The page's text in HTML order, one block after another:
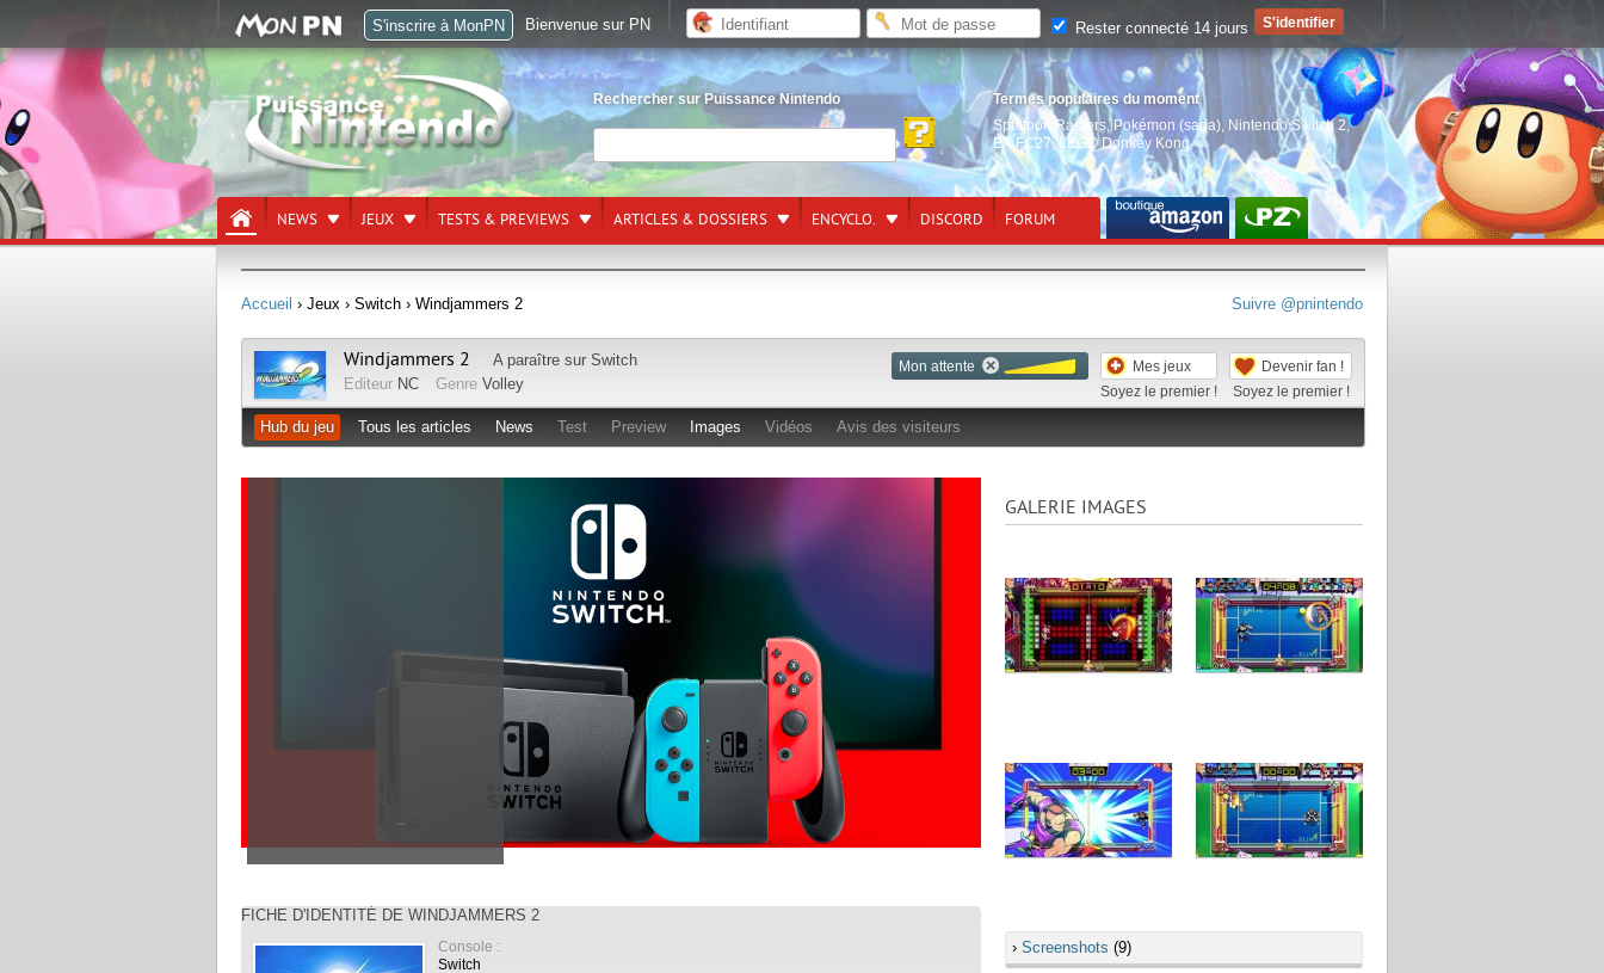
Rechercher sur Puissance Nintendo
Termes populaires du moment
Splatoon Raiders, Pokémon (saga) Nintendo Switch 2,
EA FC27,LEGO Donkey Kong
NEWS JEUX TESTS & PREVIEWS ARTICLES & DOSSIERS ENCYCLO. DISCORD FORUM
Suivre @pnintendo
Accueil › Jeux › Switch › Windjammers 2
Mon attente
Mes jeux
Soyez le premier !
Devenir fan !
Soyez le premier !
Windjammers 2 A paraître sur Switch
Editeur NC Genre Volley
Hub du jeu Tous les articles News Test Preview Images Vidéos Avis des visiteurs
FICHE D'IDENTITÉ DE WINDJAMMERS 2
Console :
Switch
GALERIE IMAGES
› Screenshots (9)
S'inscrire à MonPN Bienvenue sur PN Rester connecté 14 jours